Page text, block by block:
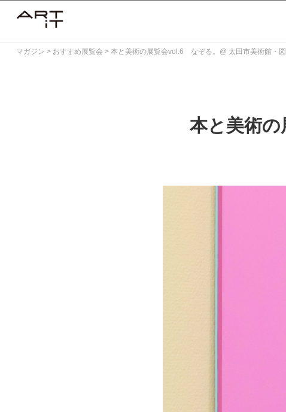
マガジン > おすすめ展覧会 > 本と美術の展覧会vol.6 なぞる。@ 太田市美術館・
本と美術